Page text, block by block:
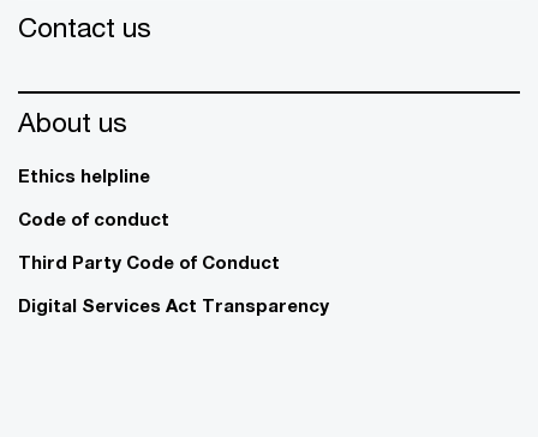
Contact us
About us
Ethics helpline
Code of conduct
Third Party Code of Conduct
Digital Services Act Transparency